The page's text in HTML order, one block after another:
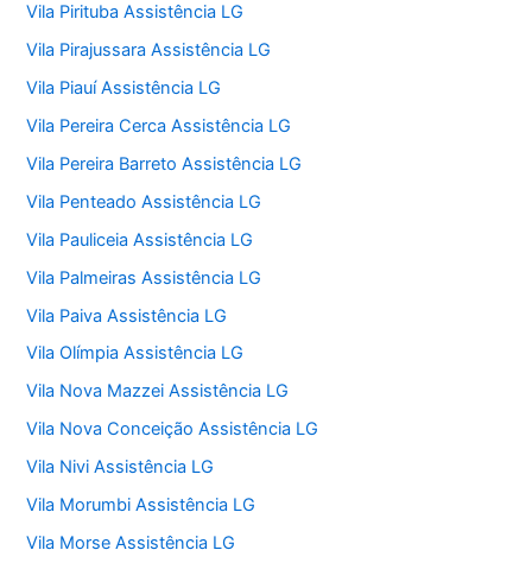
Vila Pirituba Assistência LG
Vila Pirajussara Assistência LG
Vila Piauí Assistência LG
Vila Pereira Cerca Assistência LG
Vila Pereira Barreto Assistência LG
Vila Penteado Assistência LG
Vila Pauliceia Assistência LG
Vila Palmeiras Assistência LG
Vila Paiva Assistência LG
Vila Olímpia Assistência LG
Vila Nova Mazzei Assistência LG
Vila Nova Conceição Assistência LG
Vila Nivi Assistência LG
Vila Morumbi Assistência LG
Vila Morse Assistência LG